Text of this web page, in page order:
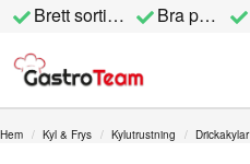
Brett sortiment Bra priser
Hem Kyl & Frys Kylutrustning Drickakylar